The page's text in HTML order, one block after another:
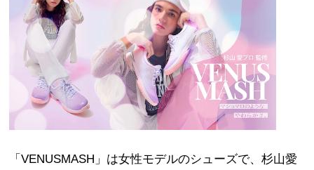
「VENUSMASH」は女性モデルのシューズで、杉山愛